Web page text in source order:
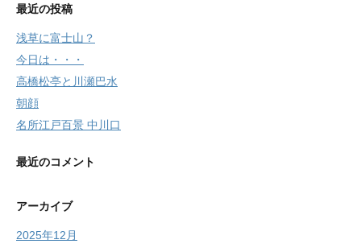
最近の投稿
浅草に富士山？
今日は・・・
高橋松亭と川瀬巴水
朝顔
名所江戸百景 中川口
最近のコメント
アーカイブ
2025年12月